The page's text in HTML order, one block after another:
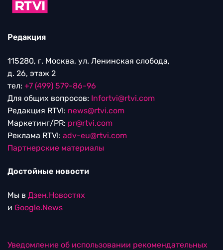
Редакция
115280, г. Москва, ул. Ленинская слобода,
д. 26, этаж 2
тел: +7 (499) 579-86-96
Для общих вопросов: Infortvi@rtvi.com
Редакция RTVI: news@rtvi.com
Маркетинг/PR: pr@rtvi.com
Реклама RTVI: adv-eu@rtvi.com
Партнерские материалы
Достойные новости
Мы в Дзен.Новостях
и Google.News
Уведомление об использовании рекомендательных